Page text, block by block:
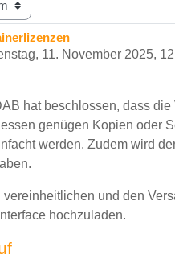
11. November 2025,
hat beschlossen, dass
genügen Kopien oder
werden. Zudem wird
vereinheitlichen und den
hochzuladen.